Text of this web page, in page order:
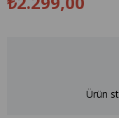
Ürün